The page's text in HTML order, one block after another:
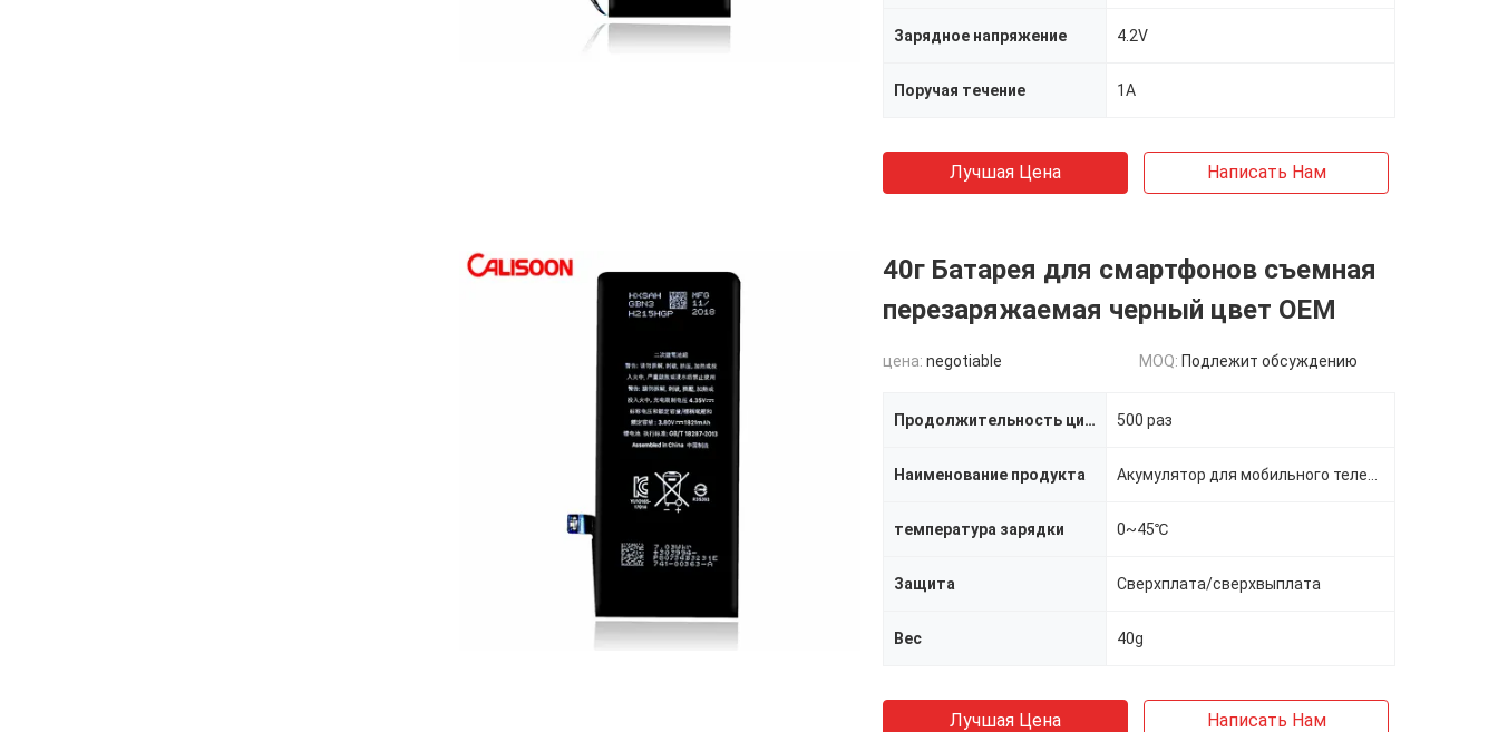
Зарядное напряжение 4.2V
Поручая течение 1A
Лучшая Цена Написать Нам
40г Батарея для смартфонов съемная
перезаряжаемая черный цвет OEM
цена: negotiable MOQ: Подлежит обсуждению
Продолжительность цикла 500 раз
Наименование продукта
температура зарядки 0~45℃
Защита Сверхплата/сверхвыплата
Вес 40g
Лучшая Цена Написать Нам